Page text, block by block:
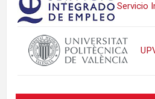
Servicio